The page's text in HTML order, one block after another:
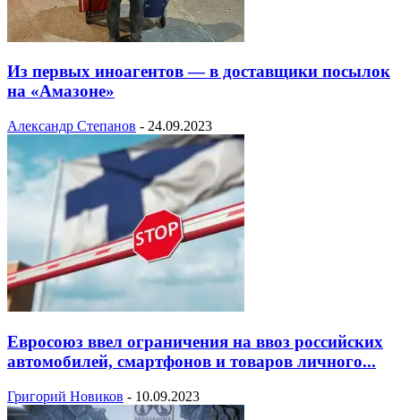
Из первых иноагентов — в доставщики посылок
на «Амазоне»
Александр Степанов - 24.09.2023
Евросоюз ввел ограничения на ввоз российских
автомобилей, смартфонов и товаров личного...
Григорий Новиков - 10.09.2023